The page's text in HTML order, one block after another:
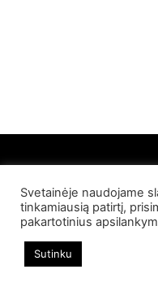
© 2022 Palangos
Svetainėje naudojame
tinkamiausią patirtį,
pakartotinius
Sutinku